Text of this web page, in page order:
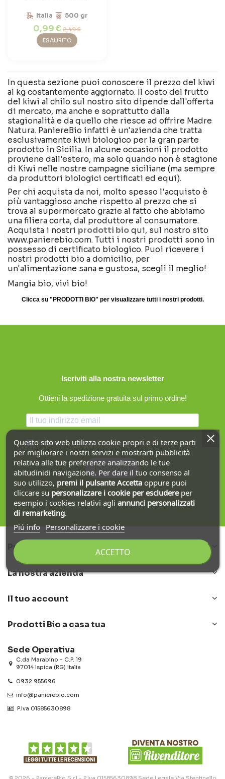
Italia 500 gr
0,99 €2,49 €
ESAURITO
In questa sezione puoi conoscere il prezzo del kiwi
al kg costantemente aggiornato. Il costo del frutto
del kiwi al chilo sul nostro sito dipende dall'offerta
di mercato, ma anche e soprattutto dalla
stagionalità e da quello che riesce ad offrire Madre
Natura. PaniereBio infatti è un'azienda che tratta
esclusivamente kiwi biologico per la gran parte
prodotto in Sicilia. In alcune occasioni il prodotto
proviene dall'estero, ma solo quando non è stagione
di Kiwi nelle nostre campagne siciliane (ma sempre
da produttori biologici certificati ed equi).
Per chi acquista da noi, molto spesso l'acquisto è
più vantaggioso anche rispetto al prezzo che si
trova al supermercato grazie al fatto che abbiamo
una filiera corta, dal produttore al consumatore.
Acquista i nostri prodotti bio qui, sul nostro sito
www.panierebio.com. Tutti i nostri prodotti sono in
possesso di certificato biologico. Puoi ricevere i
nostri prodotti bio a domicilio, per
un'alimentazione sana e gustosa, scegli il meglio!
Mangia bio, vivi bio!
Clicca su "PRODOTTI BIO" per visualizzare tutti i nostri prodotti.
Iscriviti alla nostra newsletter
Ottieni la spedizione gratuita sul primo ordine!
Ho letto e accetto laprivacy policy.
ISCRIVITI
Prodotti
La nostra azienda
Il tuo account
Prodotti Bio a casa tua
Sede Operativa
C.da Marabino - C.P. 19
97014 Ispica (RG) Italia
0932 955696
info@panierebio.com
‎‎‎‎‎ P.Iva 01585630898
Questo sito web utilizza cookie propri e di terze parti
per migliorare i nostri servizi e mostrarti pubblicità
relativa alle tue preferenze analizzando le tue
abitudinidi navigazione. Per dare il tuo consenso al
suo utilizzo, premi il pulsante Accettaoppure puoi
cliccare su personalizzare i cookie per escludereper
esempio i cookies relativi agli annunci personalizzati
di remarketing.
Piú info
Personalizzare i cookie
ACCETTO